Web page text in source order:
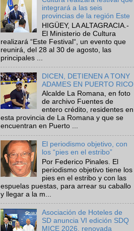
integrará a las seis
provincias de la región Este
HIGÜEY, LA ALTAGRACIA.-
El Ministerio de Cultura
realizará “Este Festival“, un evento que
reunirá, del 28 al 30 de agosto, las
principales ...
DICEN, DETIENEN A TONY
ADAMES EN PUERTO RICO
Alcalde La Romana, en foto
de archivo Fuentes de
entero crédito, residentes en
esta provincia de La Romana y que se
encuentran en Puerto ...
El periodismo objetivo, con
los “pies en el estribo”
Por Federico Pinales. El
periodismo objetivo tiene los
pies en el estribo y con las
espuelas puestas, para arrear su caballo
y llegar a la m...
Asociación de Hoteles de
SD anuncia VI edición SDQ
MICE 2026, renovada